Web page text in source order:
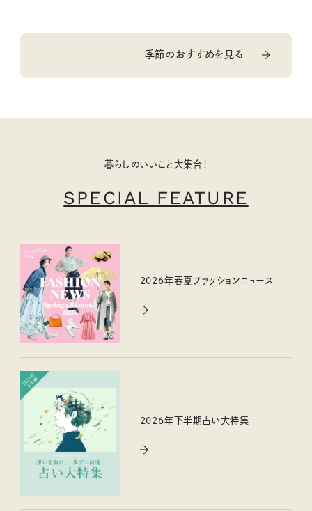
季節のおすすめを見る
暮らしのいいこと大集合！
SPECIAL FEATURE
2026年春夏ファッションニュース
2026年下半期占い大特集